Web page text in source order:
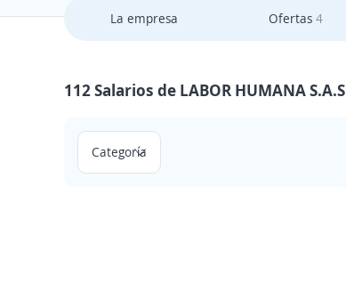
La empresa Ofertas 4
112 Salarios de LABOR HUMANA S.A.S